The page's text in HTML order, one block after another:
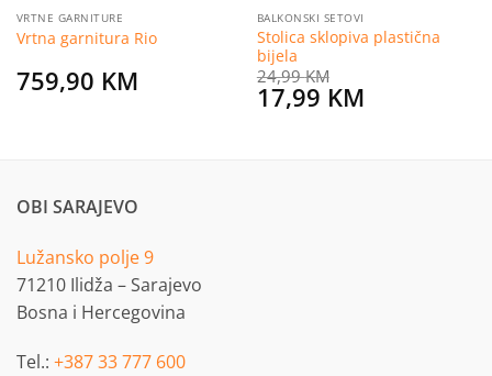
VRTNE GARNITURE
Vrtna garnitura Rio
759,90 KM
BALKONSKI SETOVI
Stolica sklopiva plastična
bijela
24,99KM
Original
price
17,99 KMCurrent
OBI SARAJEVO
Lužansko polje 9
71210 Ilidža – Sarajevo
Bosna i Hercegovina
Tel.: +387 33 777 600